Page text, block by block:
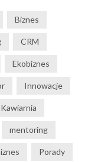
Biznes
CRM
Ekobiznes
Innowacje
Kawiarnia
mentoring
Porady